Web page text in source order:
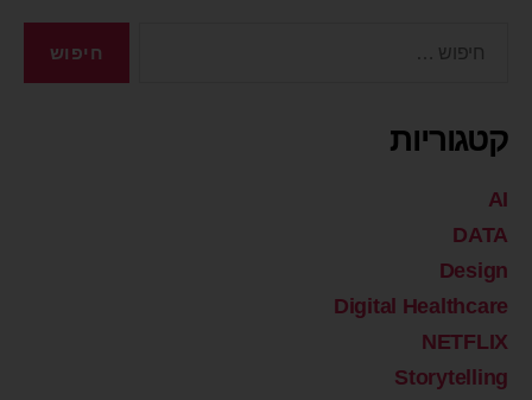
קטגוריות
AI
DATA
Design
Digital Healthcare
NETFLIX
Storytelling